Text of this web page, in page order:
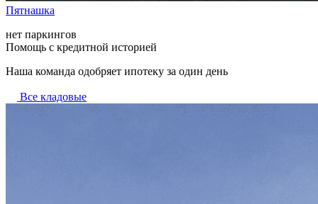
Пятнашка
нет паркингов
Помощь с кредитной историей
Наша команда одобряет ипотеку за один день
Все кладовые